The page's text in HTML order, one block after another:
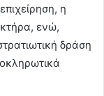
η
ενώ,
δράση